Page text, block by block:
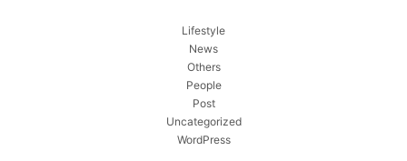
Lifestyle
News
Others
People
Post
Uncategorized
WordPress